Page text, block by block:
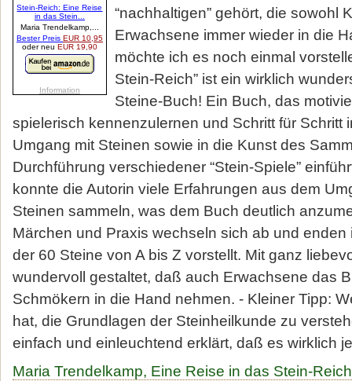
“nachhaltigen” gehört, die sowohl
Erwachsene immer wieder in die
möchte ich es noch einmal
Stein-Reich” ist ein wirklich
Steine-Buch! Ein Buch, das
spielerisch kennenzulernen und Schritt für Schritt
Umgang mit Steinen sowie in die Kunst des
Durchführung verschiedener “Stein-Spiele”
konnte die Autorin viele Erfahrungen aus dem
Steinen sammeln, was dem Buch deutlich
Märchen und Praxis wechseln sich ab und enden
der 60 Steine von A bis Z vorstellt. Mit ganz
wundervoll gestaltet, daß auch Erwachsene das
Schmökern in die Hand nehmen. - Kleiner Tipp:
hat, die Grundlagen der Steinheilkunde zu
einfach und einleuchtend erklärt, daß es wirklich
Maria Trendelkamp, Eine Reise in das Stein-